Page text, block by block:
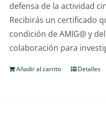
defensa de la actividad
Recibirás un certificado
condición de AMIG@ y
colaboración para
Añadir al carrito Detalles